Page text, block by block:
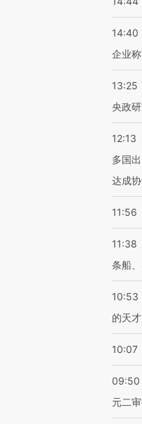
14:40
企业
13:25
央政
12:13
多国
达成
11:56
11:38
条船
10:53
的天
10:07
09:50
元二